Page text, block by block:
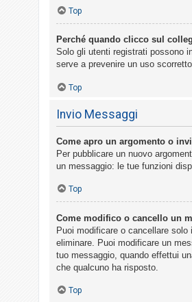
Top
Perché quando clicco sul
Solo gli utenti registrati possono
serve a prevenire un uso
Top
Invio Messaggi
Come apro un argomento o
Per pubblicare un nuovo
un messaggio: le tue funzioni
Top
Come modifico o cancello un
Puoi modificare o cancellare
eliminare. Puoi modificare un
tuo messaggio, quando effettui
che qualcuno ha risposto.
Top